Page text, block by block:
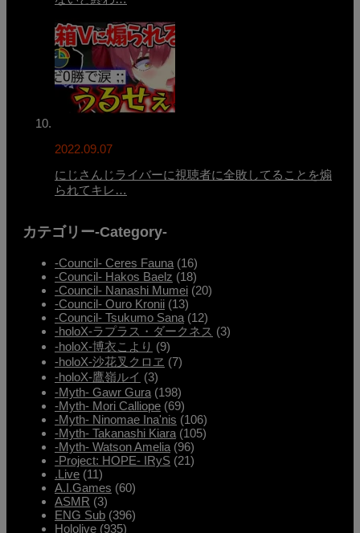
2022.09.07
にじさんじライバーに視聴者に全敗してることを煽
られてキレ…
カテゴリー-Category-
-Council- Ceres Fauna (16)
-Council- Hakos Baelz (18)
-Council- Nanashi Mumei (20)
-Council- Ouro Kronii (13)
-Council- Tsukumo Sana (12)
-holoX-ラプラス・ダークネス (3)
-holoX-博衣こより (9)
-holoX-沙花叉クロヱ (7)
-holoX-鷹嶺ルイ (3)
-Myth- Gawr Gura (198)
-Myth- Mori Calliope (69)
-Myth- Ninomae Ina'nis (106)
-Myth- Takanashi Kiara (105)
-Myth- Watson Amelia (96)
-Project: HOPE- IRyS (21)
.Live (11)
A.I.Games (60)
ASMR (3)
ENG Sub (396)
Hololive (935)